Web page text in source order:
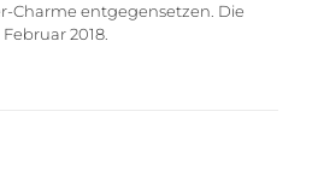
Charme entgegensetzen. Die
2018.